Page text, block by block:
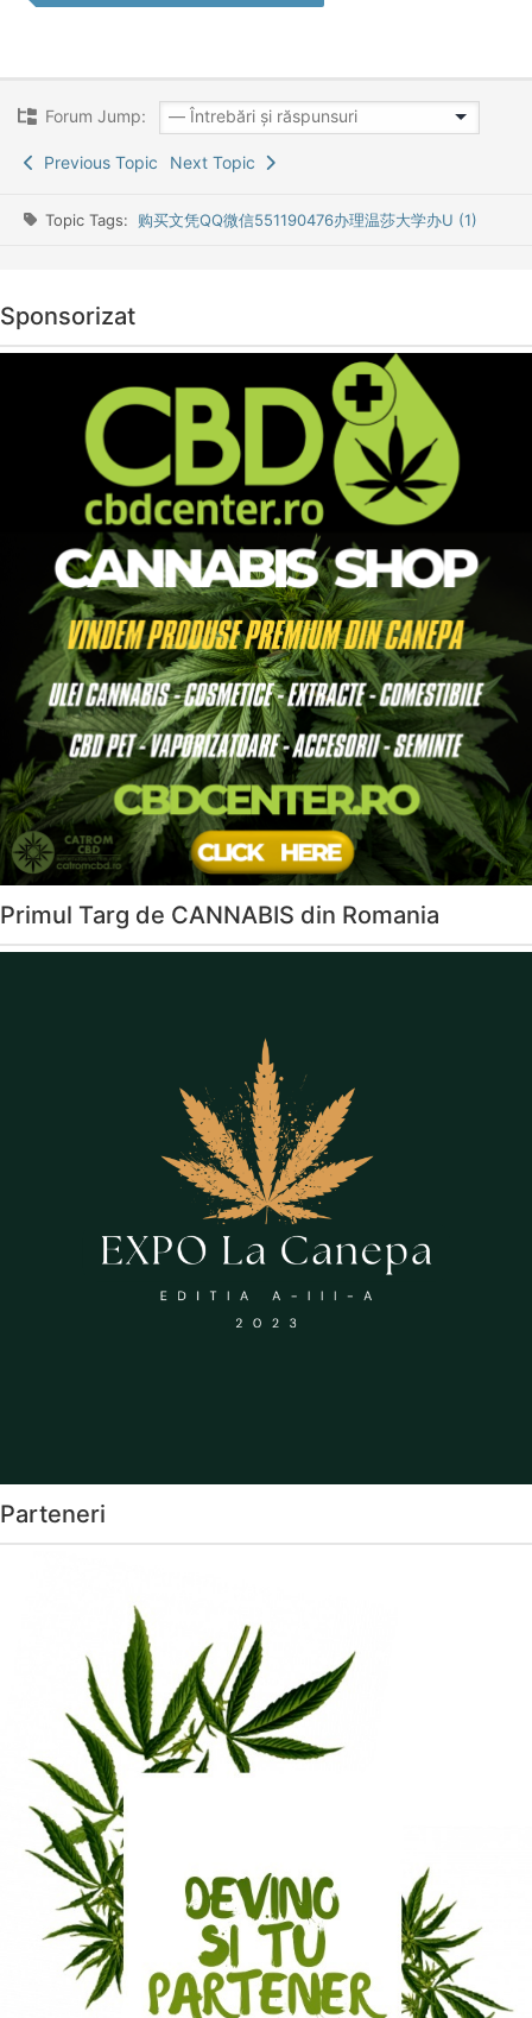
Forum Jump:
Previous Topic Next Topic
Topic Tags: 购买文凭QQ微信551190476办理温莎大学办U (1)
Sponsorizat
Primul Targ de CANNABIS din Romania
Parteneri